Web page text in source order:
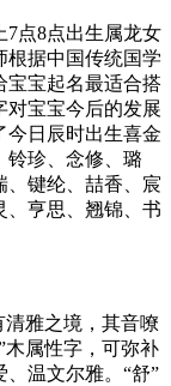
7点8点出生属龙女
根据中国传统国学
宝宝起名最适合搭
对宝宝今后的发展
今日辰时出生喜金
铃珍、念修、璐
、键纶、喆香、宸
、亨思、翘锦、书
雅之境，其音嘹
木属性字，可弥补
温文尔雅。“舒”